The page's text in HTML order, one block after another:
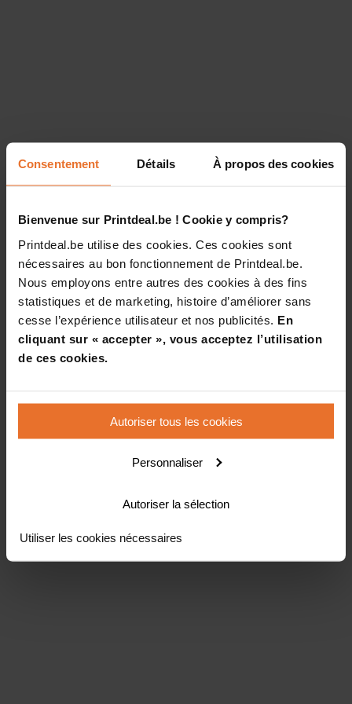
Consentement Détails À propos des cookies
Bienvenue sur Printdeal.be ! Cookie y compris?
Printdeal.be utilise des cookies. Ces cookies sont
nécessaires au bon fonctionnement de Printdeal.be.
Nous employons entre autres des cookies à des fins
statistiques et de marketing, histoire d’améliorer sans
cesse l’expérience utilisateur et nos publicités. En
cliquant sur « accepter », vous acceptez l’utilisation
de ces cookies.
Autoriser tous les cookies
Personnaliser
Autoriser la sélection
Utiliser les cookies nécessaires